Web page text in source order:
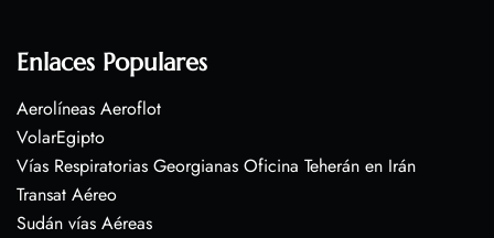
Enlaces Populares
Aerolíneas Aeroflot
VolarEgipto
Vías Respiratorias Georgianas Oficina Teherán en Irán
Transat Aéreo
Sudán vías Aéreas